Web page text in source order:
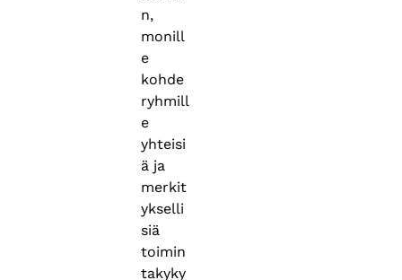
n,
monill
e
kohde
ryhmill
e
yhteisi
ä ja
merkit
ykselli
siä
toimin
takyky